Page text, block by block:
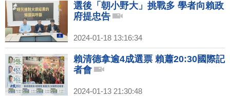
選後「朝小野大」挑戰多 學者向賴政
府提忠告
2024-01-18 13:16:34
賴清德拿逾4成選票 賴蕭20:30國際記
者會
2024-01-13 21:30:48